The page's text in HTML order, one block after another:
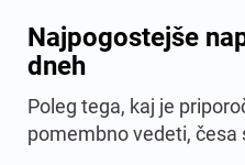
Najpogostejše
dneh
Poleg tega, kaj je
pomembno vedeti, česa